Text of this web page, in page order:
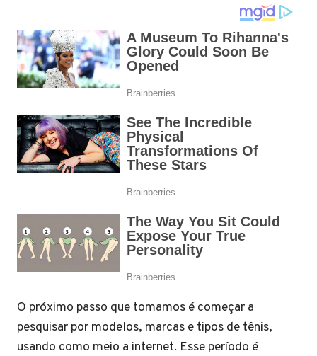
O próximo passo que tomamos é começar a
pesquisar por modelos, marcas e tipos de tênis,
usando como meio a internet. Esse período é